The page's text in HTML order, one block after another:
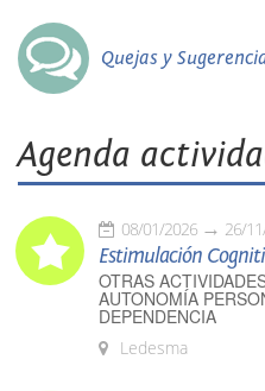
Quejas y
Agenda
08/01/2026 26/
Estimulación
OTRAS
AUTONOMÍA
DEPENDENCIA
Ledesma